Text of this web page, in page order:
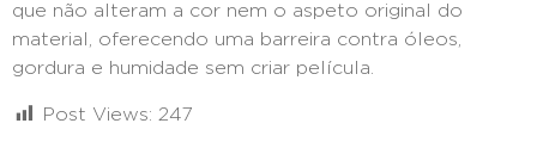
que não alteram a cor nem o aspeto original do
material, oferecendo uma barreira contra óleos,
gordura e humidade sem criar película.
Post Views: 247